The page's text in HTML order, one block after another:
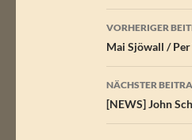
VORHERIGER
Mai Sjöwall /
NÄCHSTER
[NEWS] John